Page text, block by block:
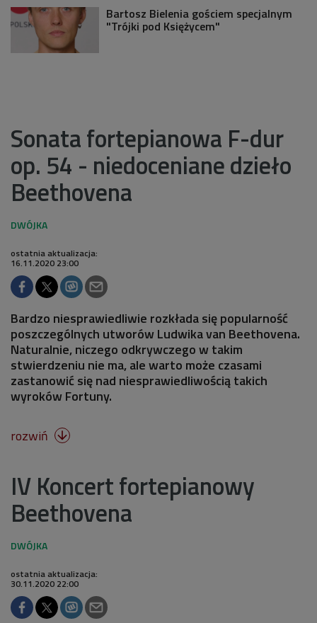
Bartosz Bielenia gościem specjalnym
"Trójki pod Księżycem"
Sonata fortepianowa F-dur
op. 54 - niedoceniane dzieło
Beethovena
ostatnia aktualizacja:
16.11.2020 23:00
Bardzo niesprawiedliwie rozkłada się popularność
poszczególnych utworów Ludwika van Beethovena.
Naturalnie, niczego odkrywczego w takim
stwierdzeniu nie ma, ale warto może czasami
zastanowić się nad niesprawiedliwością takich
wyroków Fortuny.
rozwiń 
IV Koncert fortepianowy
Beethovena
ostatnia aktualizacja:
30.11.2020 22:00